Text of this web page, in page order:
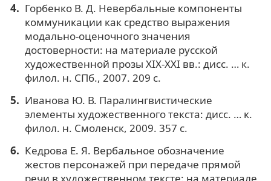
Горбенко В. Д. Невербальные компоненты
коммуникации как средство выражения
модально-оценочного значения
достоверности: на материале русской
художественной прозы XIX-XXI вв.: дисс. … к.
филол. н. СПб., 2007. 209 с.
Иванова Ю. В. Паралингвистические
элементы художественного текста: дисс. … к.
филол. н. Смоленск, 2009. 357 с.
Кедрова Е. Я. Вербальное обозначение
жестов персонажей при передаче прямой
речи в художественном тексте: на материале